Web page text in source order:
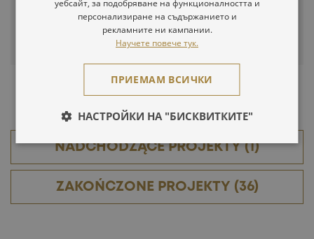
SUBSKRYPCJA NEWSLETTERA
NADCHODZĄCE PROJEKTY (1)
ZAKOŃCZONE PROJEKTY (36)
уебсайт, за подобряване на функционалността и
персонализиране на съдържанието и
рекламните ни кампании.
Научете повече тук.
ПРИЕМАМ ВСИЧКИ
НАСТРОЙКИ НА "БИСКВИТКИТЕ"